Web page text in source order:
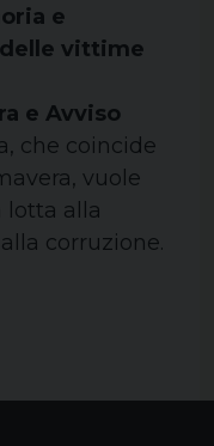
e
vittime
e Avviso
che coincide
vuole
lotta alla
corruzione.